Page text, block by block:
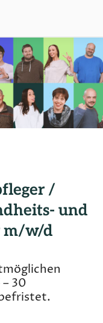
/
und
m/w/d
30